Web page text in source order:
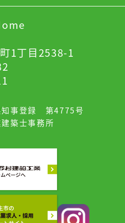
1丁目2538-1
事登録 第4775号
築士事務所